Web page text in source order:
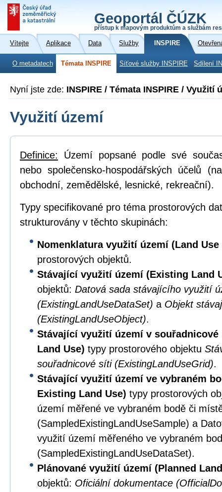
Geoportál ČÚZK
přístup k mapovým produktům a službám
Vítejte Aplikace Data Služby INSPIRE
O metadatech Témata INSPIRE Síťové služby INSPIRE Sdílení
Nyní jste zde: INSPIRE / Témata INSPIRE / Využití
Využití území
Definice: Území popsané podle své
nebo společensko-hospodářských účelů
obchodní, zemědělské, lesnické, rekreační).
Typy specifikované pro téma prostorových
strukturovány v těchto skupinách:
Nomenklatura využití území (Land
prostorových objektů.
Stávající využití území (Existing Land
objektů: Datová sada stávajícího využití
(ExistingLandUseDataSet) a Objekt
(ExistingLandUseObject).
Stávající využití území v
Land Use) typy prostorového objektu
souřadnicové síti (ExistingLandUseGrid).
Stávající využití území ve vybraném
Existing Land Use) typy prostorových
území měřené ve vybraném bodě či
(SampledExistingLandUseSample) a
využití území měřeného ve vybraném
(SampledExistingLandUseDataSet).
Plánované využití území (Planned
objektů: Oficiální dokumentace